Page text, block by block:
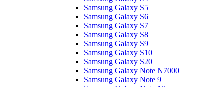
Samsung Galaxy S5
Samsung Galaxy S6
Samsung Galaxy S7
Samsung Galaxy S8
Samsung Galaxy S9
Samsung Galaxy S10
Samsung Galaxy S20
Samsung Galaxy Note N7000
Samsung Galaxy Note 9